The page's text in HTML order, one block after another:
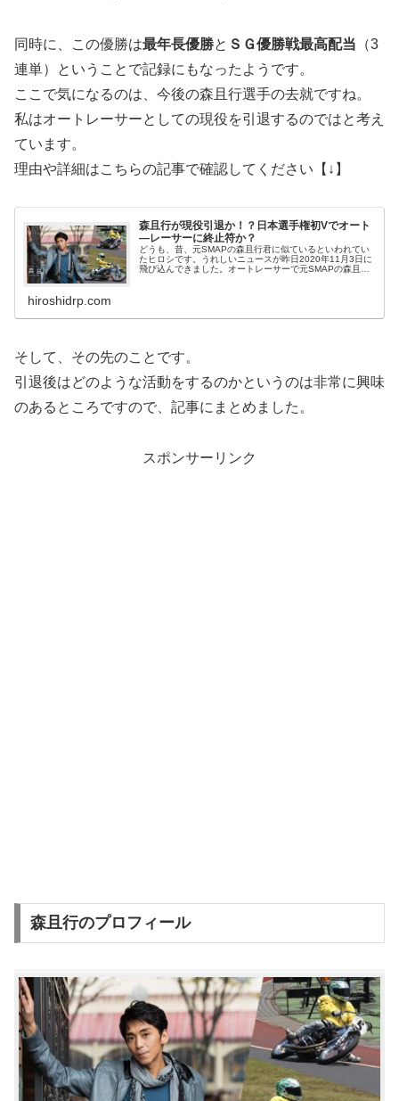
同時に、この優勝は最年長優勝と ＳＧ優勝戦最高配当 （3
連単）ということで記録にもなったようです。
ここで気になるのは、今後の森且行選手の去就ですね。
私はオートレーサーとしての現役を引退するのではと考え
ています。
理由や詳細はこちらの記事で確認してください【↓】
森且行が現役引退か！？日本選手権初Vでオート
―レーサーに終止符か？
どうも、昔、元SMAPの森且行君に似ているといわれてい
たヒロシです。うれしいニュースが昨日2020年11月3日に
飛び込んできました。オートレーサーで元SMAPの森且行
hiroshidrp.com
そして、その先のことです。
引退後はどのような活動をするのかというのは非常に興味
のあるところですので、記事にまとめました。
スポンサーリンク
森且行のプロフィール